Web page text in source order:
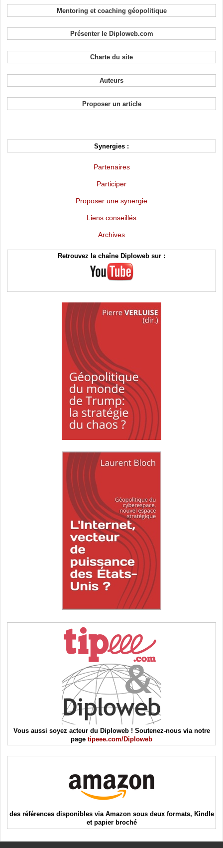
Mentoring et coaching géopolitique
Présenter le Diploweb.com
Charte du site
Auteurs
Proposer un article
Synergies :
Partenaires
Participer
Proposer une synergie
Liens conseillés
Archives
Retrouvez la chaîne Diploweb sur :
Vous aussi soyez acteur du Diploweb ! Soutenez-nous via notre
page tipeee.com/Diploweb
des références disponibles via Amazon sous deux formats, Kindle
et papier broché